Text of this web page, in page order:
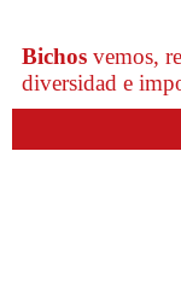
Bichos vemos,
diversidad e